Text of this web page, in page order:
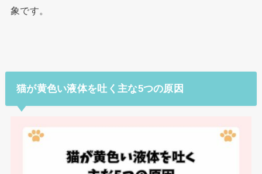
象です。
猫が黄色い液体を吐く主な5つの原因